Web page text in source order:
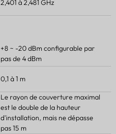
2,401 à 2,481 GHz
+8 ~ -20 dBm configurable par
pas de 4 dBm
0,1 à 1 m
Le rayon de couverture maximal
est le double de la hauteur
d'installation, mais ne dépasse
pas 15 m